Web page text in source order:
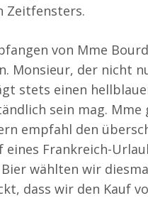
Zeitfensters.
von Mme
Monsieur, der nicht
stets einen
sein mag.
empfahl den
Frankreich-
wählten wir
dass wir den Kauf